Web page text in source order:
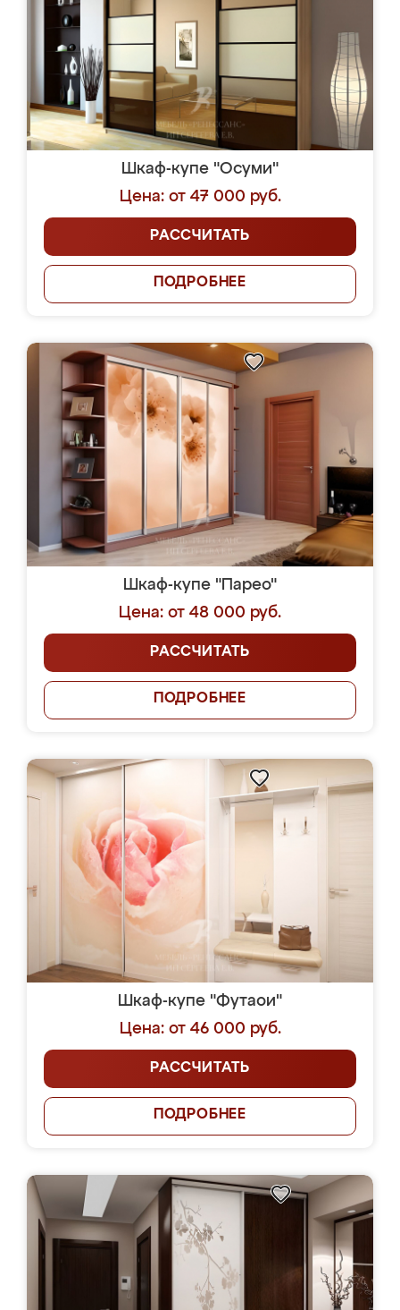
Шкаф-купе "Осуми"
Цена: от 47 000 руб.
РАССЧИТАТЬ
ПОДРОБНЕЕ
Шкаф-купе "Парео"
Цена: от 48 000 руб.
РАССЧИТАТЬ
ПОДРОБНЕЕ
Шкаф-купе "Футаои"
Цена: от 46 000 руб.
РАССЧИТАТЬ
ПОДРОБНЕЕ